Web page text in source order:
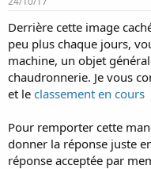
e
l
d
i
s
c
s
i
b
t
Derrière cette image
peu plus chaque jours,
machine, un objet
chaudronnerie. Je vous
et le classement en cours
Pour remporter cette
donner la réponse juste
réponse acceptée par